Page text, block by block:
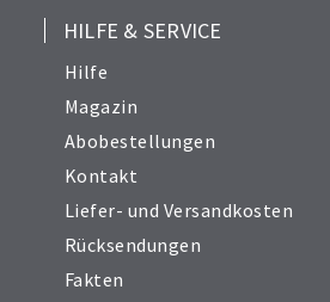
HILFE & SERVICE
Hilfe
Magazin
Abobestellungen
Kontakt
Liefer- und Versandkosten
Rücksendungen
Fakten